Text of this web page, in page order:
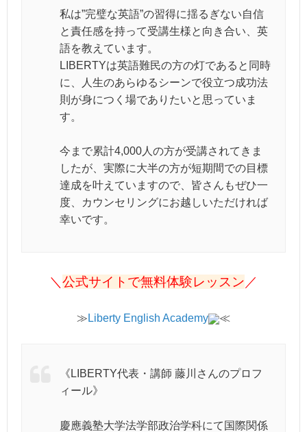
私は”完璧な英語”の習得に揺るぎない自信
と責任感を持って受講生様と向き合い、英
語を教えています。
LIBERTYは英語難民の方の灯であると同時
に、人生のあらゆるシーンで役立つ成功法
則が身につく場でありたいと思っていま
す。
今まで累計4,000人の方が受講されてきま
したが、実際に大半の方が短期間での目標
達成を叶えていますので、皆さんもぜひ一
度、カウンセリングにお越しいただければ
幸いです。
＼ 公式サイトで無料体験レッスン ／
≫ Liberty English Academy ≪
《LIBERTY代表・講師 藤川さんのプロフ
ィール》
慶應義塾大学法学部政治学科にて国際関係